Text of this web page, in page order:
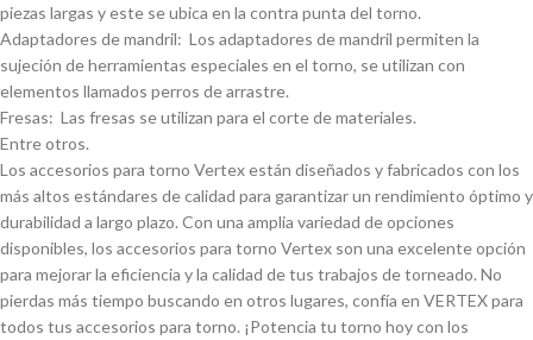
piezas largas y este se ubica en la contra punta del torno.
Adaptadores de mandril: Los adaptadores de mandril permiten la
sujeción de herramientas especiales en el torno, se utilizan con
elementos llamados perros de arrastre.
Fresas: Las fresas se utilizan para el corte de materiales.
Entre otros.
Los accesorios para torno Vertex están diseñados y fabricados con los
más altos estándares de calidad para garantizar un rendimiento óptimo y
durabilidad a largo plazo. Con una amplia variedad de opciones
disponibles, los accesorios para torno Vertex son una excelente opción
para mejorar la eficiencia y la calidad de tus trabajos de torneado. No
pierdas más tiempo buscando en otros lugares, confí­a en VERTEX para
todos tus accesorios para torno. ¡Potencia tu torno hoy con los